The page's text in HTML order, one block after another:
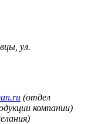
ул.
(отдел
компании)